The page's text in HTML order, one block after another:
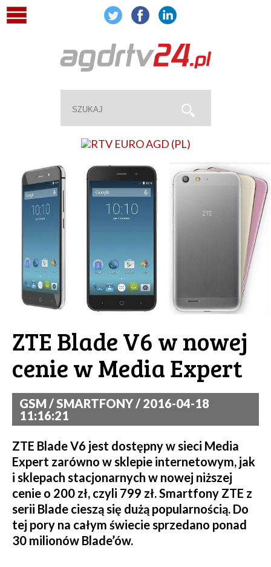
ZTE Blade V6 w nowej
cenie w Media Expert
GSM / SMARTFONY / 2016-04-18
11:16:21
ZTE Blade V6 jest dostępny w sieci Media
Expert zarówno w sklepie internetowym, jak
i sklepach stacjonarnych w nowej niższej
cenie o 200 zł, czyli 799 zł. Smartfony ZTE z
serii Blade cieszą się dużą popularnością. Do
tej pory na całym świecie sprzedano ponad
30 milionów Blade’ów.